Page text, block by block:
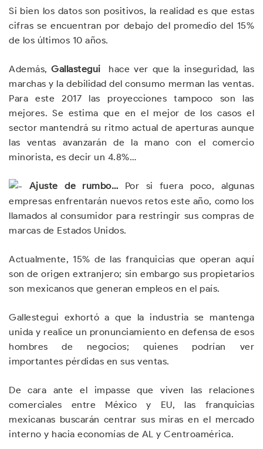
Si bien los datos son positivos, la realidad es que estas
cifras se encuentran por debajo del promedio del 15%
de los últimos 10 años.
Además,Gallastegui
hace ver que la inseguridad, las
marchas y la debilidad del consumo merman las ventas.
Para este 2017 las proyecciones tampoco son las
mejores. Se estima que en el mejor de los casos el
sector mantendrá su ritmo actual de aperturas aunque
las ventas avanzarán de la mano con el comercio
minorista, es decir un 4.8%…
Ajuste de rumbo… Por si fuera poco, algunas
empresas enfrentarán nuevos retos este año, como los
llamados al consumidor para restringir sus compras de
marcas de Estados Unidos.
Actualmente, 15% de las franquicias que operan aquí
son de origen extranjero; sin embargo sus propietarios
son mexicanos que generan empleos en el país.
Gallestegui exhortó a que la industria se mantenga
unida y realice un pronunciamiento en defensa de esos
hombres de negocios; quienes podrían ver
importantes pérdidas en sus ventas.
De cara ante el impasse que viven las relaciones
comerciales entre México y EU, las franquicias
mexicanas buscarán centrar sus miras en el mercado
interno y hacia economías de AL y Centroamérica.